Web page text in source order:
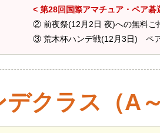
< 第28回国際アマチュア・ペア碁
② 前夜祭(12月2日 夜)への無料ご
③ 荒木杯ハンデ戦(12月3日) ペ
クラス（A